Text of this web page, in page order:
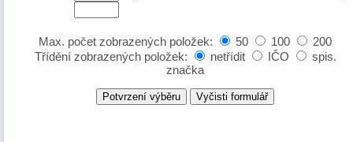
Max. počet zobrazených položek: 50 100
200
Třídění zobrazených položek:
netřídit IČO
spis.
značka